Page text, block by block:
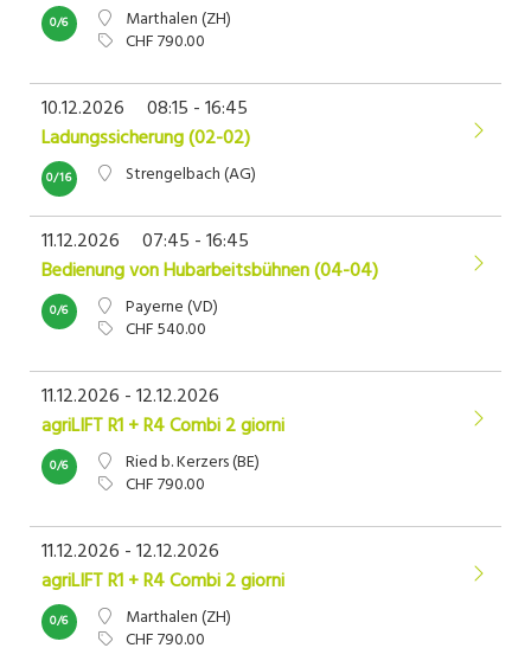
Marthalen (ZH)
CHF 790.00
0/6
10.12.2026
08:15 - 16:45
Ladungssicherung (02-02)
Strengelbach (AG)
0/16
11.12.2026
07:45 - 16:45
Bedienung von Hubarbeitsbühnen (04-04)
Payerne (VD)
CHF 540.00
0/6
11.12.2026 - 12.12.2026
agriLIFT R1 + R4 Combi 2 giorni
Ried b. Kerzers (BE)
CHF 790.00
0/6
11.12.2026 - 12.12.2026
agriLIFT R1 + R4 Combi 2 giorni
Marthalen (ZH)
CHF 790.00
0/6